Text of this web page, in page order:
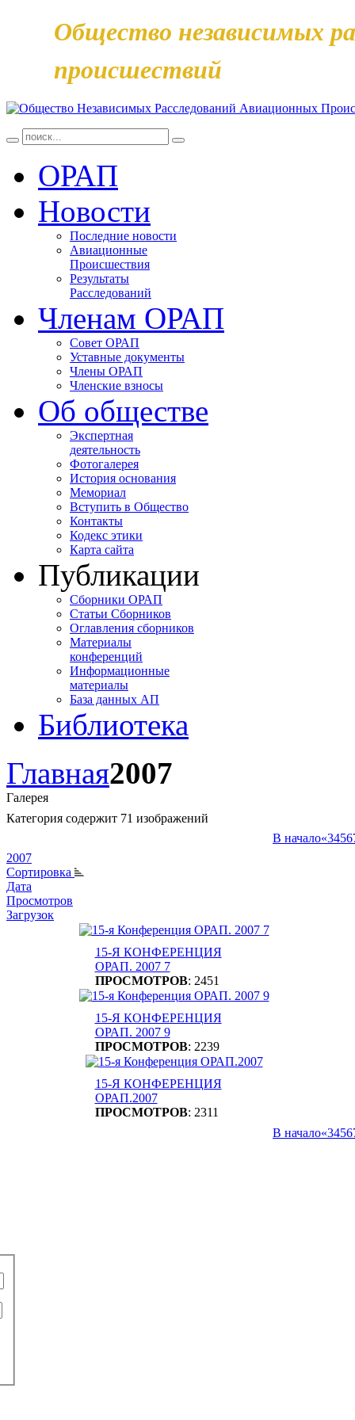
Общество независимых
происшествий
ОРАП
Новости
Последние новости
Авиационные
Происшествия
Результаты
Расследований
Членам ОРАП
Совет ОРАП
Уставные документы
Члены ОРАП
Членские взносы
Об обществе
Экспертная
деятельность
Фотогалерея
История основания
Мемориал
Вступить в Общество
Контакты
Кодекс этики
Карта сайта
Публикации
Сборники ОРАП
Статьи Сборников
Оглавления сборников
Материалы
конференций
Информационные
материалы
База данных АП
Библиотека
Главная2007
Галерея
Категория содержит 71 изображений
В начало«3456
2007
Сортировка
Дата
Просмотров
Загрузок
15-Я КОНФЕРЕНЦИЯ
ОРАП. 2007 7
ПРОСМОТРОВ: 2451
15-Я КОНФЕРЕНЦИЯ
ОРАП. 2007 9
ПРОСМОТРОВ: 2239
15-Я КОНФЕРЕНЦИЯ
ОРАП.2007
ПРОСМОТРОВ: 2311
В начало«3456